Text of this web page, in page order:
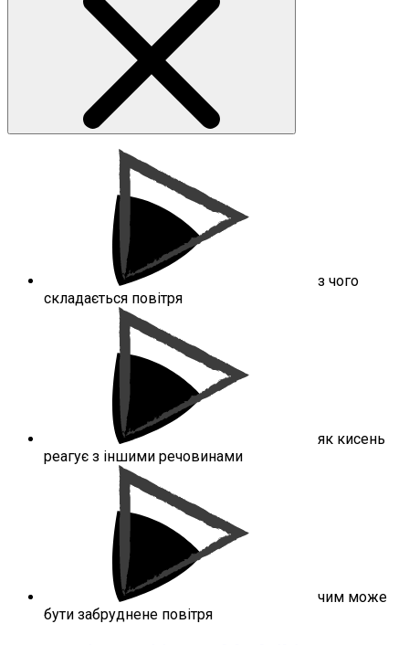
з чого
складається повітря
як кисень
реагує з іншими речовинами
чим може
бути забруднене повітря